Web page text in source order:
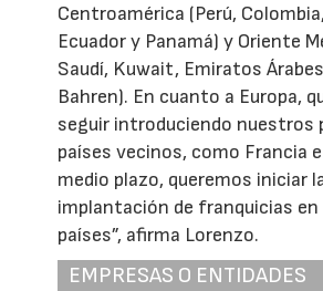
Centroamérica (Perú,
Ecuador y Panamá) y Oriente
Saudí, Kuwait, Emiratos
Bahren). En cuanto a Europa,
seguir introduciendo nuestros
países vecinos, como Francia
medio plazo, queremos iniciar
implantación de franquicias
países”, afirma Lorenzo.
EMPRESAS O ENTIDADES